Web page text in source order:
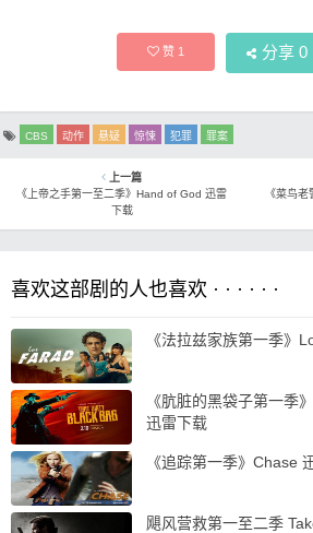
赞1 分享 0
CBS 动作 悬疑 惊悚 犯罪 罪案
上一篇
《上帝之手第一至二季》Hand of God 迅雷
下载
《菜鸟
喜欢这部剧的人也喜欢 · · · · · ·
《法拉兹家族第一季》
《肮脏的黑袋子第一季
迅雷下载
《追踪第一季》Chase
飓风营救第一至二季